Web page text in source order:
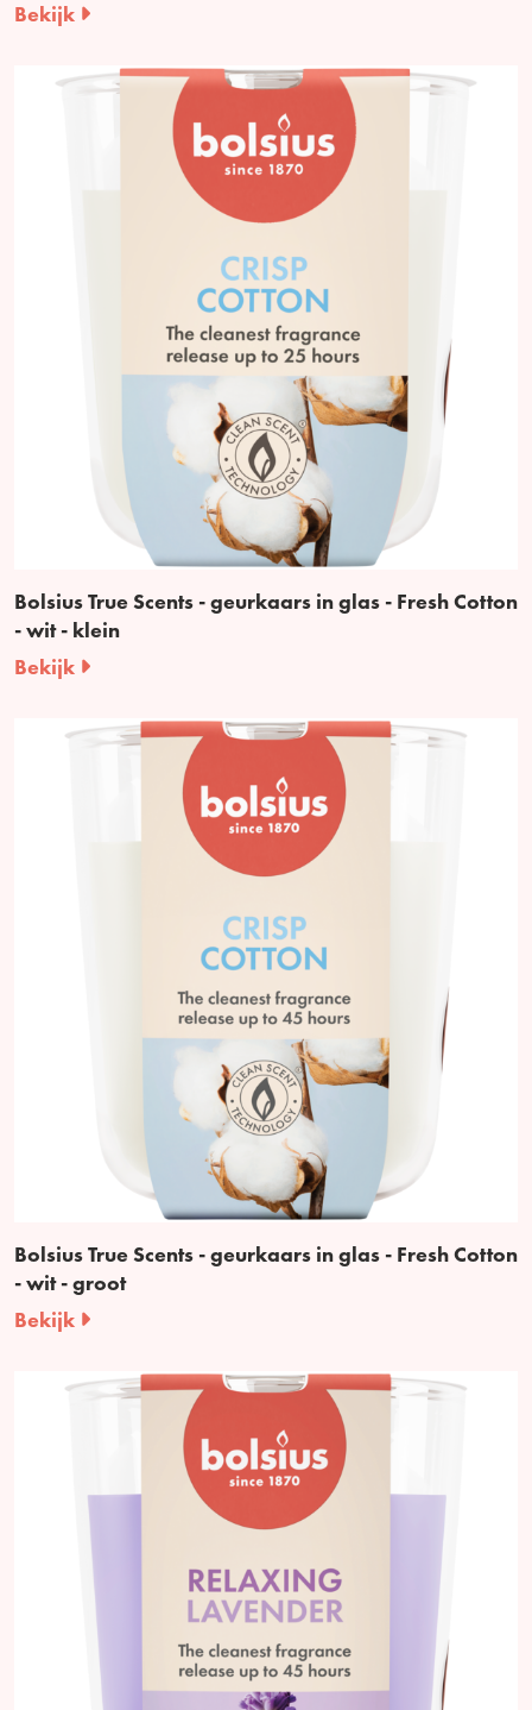
Bekijk
Bolsius True Scents - geurkaars in glas - Fresh Cotton
- wit - klein
Bekijk
Bolsius True Scents - geurkaars in glas - Fresh Cotton
- wit - groot
Bekijk